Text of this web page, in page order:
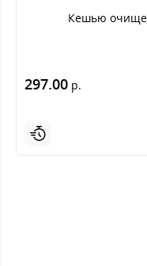
Кешью
297.00 р.